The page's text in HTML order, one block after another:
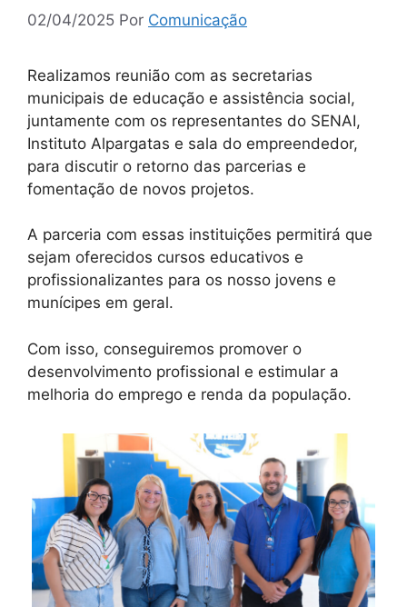
02/04/2025 Por Comunicação
Realizamos reunião com as secretarias
municipais de educação e assistência social,
juntamente com os representantes do SENAI,
Instituto Alpargatas e sala do empreendedor,
para discutir o retorno das parcerias e
fomentação de novos projetos.
A parceria com essas instituições permitirá que
sejam oferecidos cursos educativos e
profissionalizantes para os nosso jovens e
munícipes em geral.
Com isso, conseguiremos promover o
desenvolvimento profissional e estimular a
melhoria do emprego e renda da população.